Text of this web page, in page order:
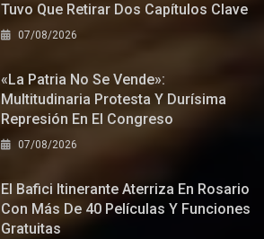
Tuvo Que Retirar Dos Capítulos Clave
07/08/2026
«La Patria No Se Vende»:
Multitudinaria Protesta Y Durísima
Represión En El Congreso
07/08/2026
El Bafici Itinerante Aterriza En Rosario
Con Más De 40 Películas Y Funciones
Gratuitas